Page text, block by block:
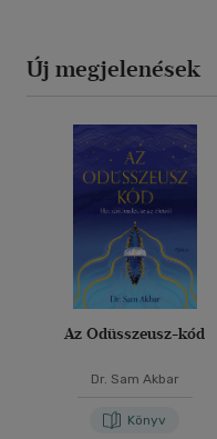
Új megjelenések
Az Odüsszeusz-kód
Dr. Sam Akbar
Könyv